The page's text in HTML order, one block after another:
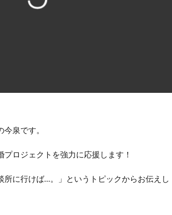
泉です。
ロジェクトを強力に応援します！
に行けば…。」というトピックからお伝えし